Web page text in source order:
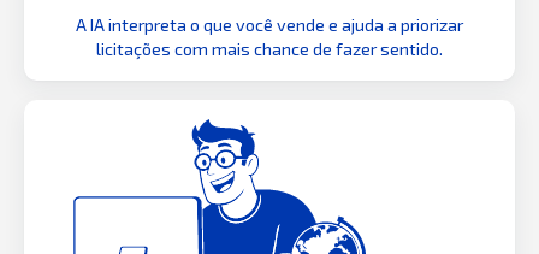
A IA interpreta o que você vende e ajuda a priorizar
licitações com mais chance de fazer sentido.